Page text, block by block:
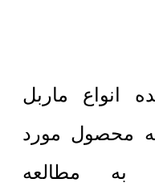
انواع ماربل
محصول مورد
به مطالعه